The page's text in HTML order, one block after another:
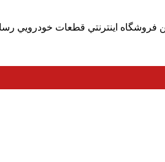
اينترنتي قطعات خودرويي